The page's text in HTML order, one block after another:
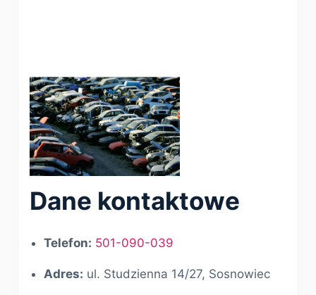
Dane kontaktowe
Telefon: 501-090-039
Adres: ul. Studzienna 14/27, Sosnowiec